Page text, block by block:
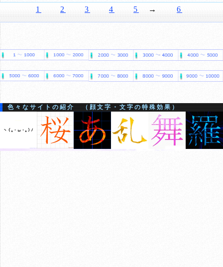
1 2 3 4 5 → 6
色々なサイトの紹介 （顔文字・文字の特殊効果）